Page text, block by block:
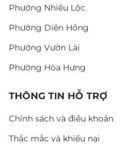
Phường Nhiêu Lộc
Phường Diên Hồng
Phường Vườn Lài
Phường Hòa Hưng
THÔNG TIN HỖ TRỢ
Chính sách và điều khoản
Thắc mắc và khiếu nại